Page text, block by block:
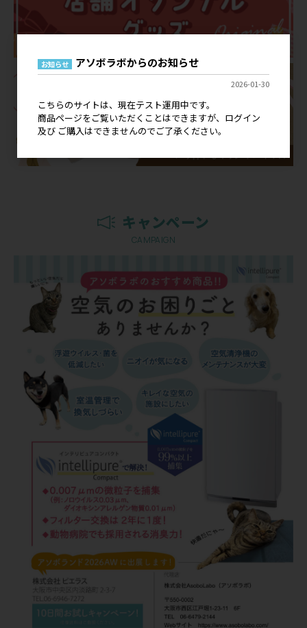
キャンペーン
CAMPAIGN
お知らせ アソボラボからのお知らせ
2026-01-30
こちらのサイトは、現在テスト運用中です。
商品ページをご覧いただくことはできますが、ログイン
及び ご購入はできませんのでご了承ください。